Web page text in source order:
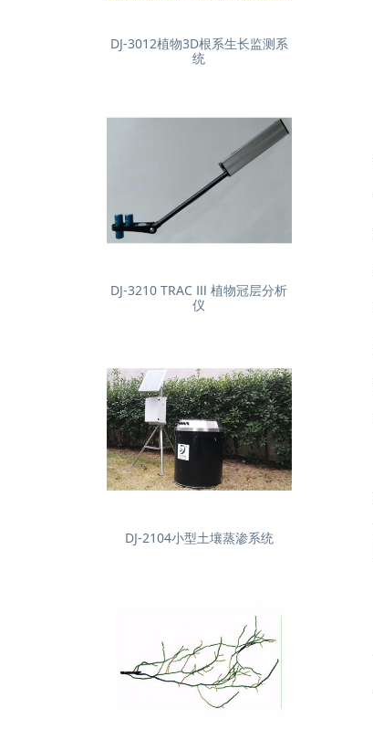
DJ-3012植物3D根系生长监测系
统
DJ-3210 TRAC Ⅲ 植物冠层分析
仪
DJ-2104小型土壤蒸渗系统